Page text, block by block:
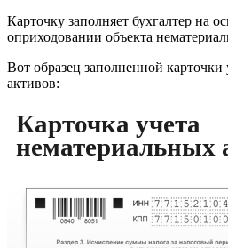
Карточку заполняет бухгалтер на
оприходовании объекта
Вот образец заполненной
активов:
Карточка учета
нематериальных